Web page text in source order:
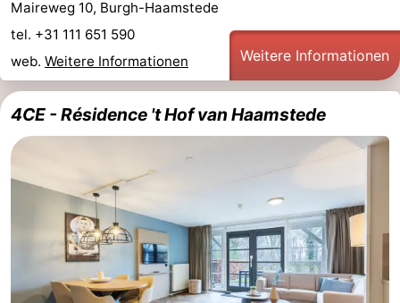
Maireweg 10, Burgh-Haamstede
tel. +31 111 651 590
web. Weitere Informationen Weitere Informationen
4CE - Résidence 't Hof van Haamstede